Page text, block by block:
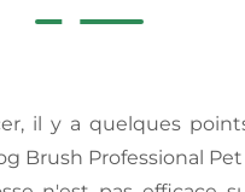
il y a quelques
Brush Professional